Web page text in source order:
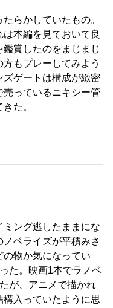
らかしていたもの。
本編を見ておいて良
賞したのをまじまじ
もプレーしてみよう
ズゲートは構成が緻密
っているニキシー管
た。
ング逃したままにな
ベライズが平積みさ
物か気になってい
た。映画1本でラノベ
が、アニメで描かれ
入っていたように思